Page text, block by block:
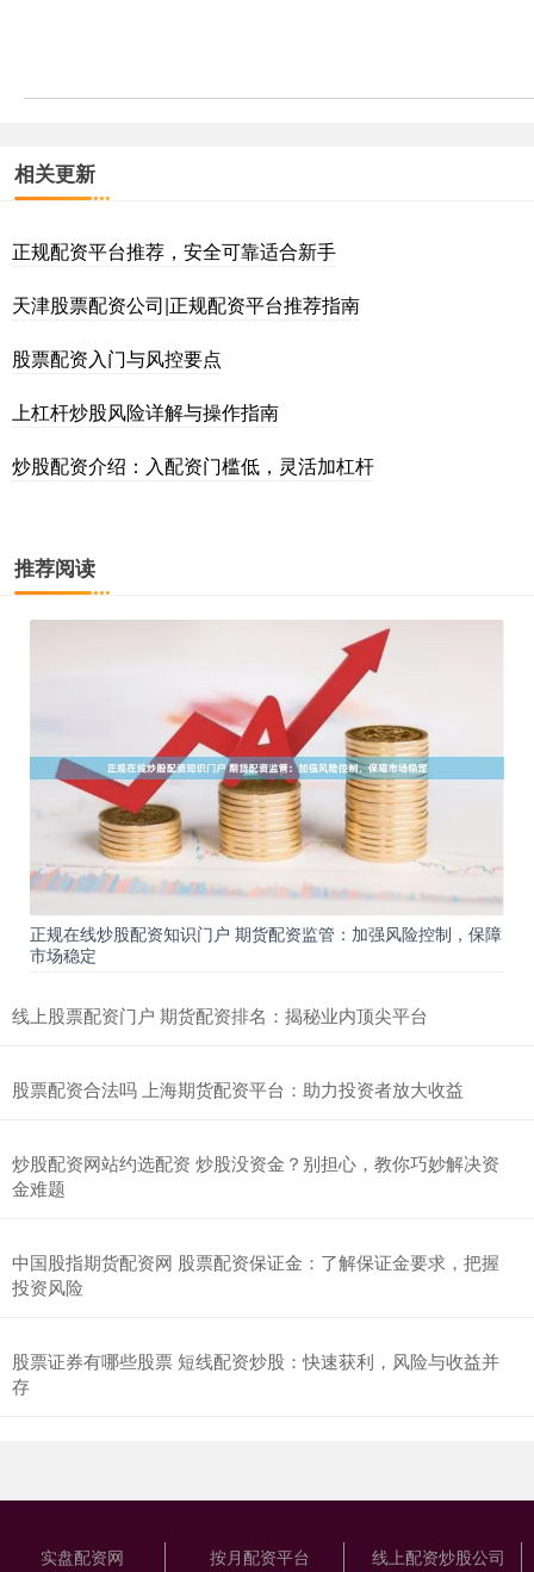
相关更新
正规配资平台推荐，安全可靠适合新手
天津股票配资公司|正规配资平台推荐指南
股票配资入门与风控要点
上杠杆炒股风险详解与操作指南
炒股配资介绍：入配资门槛低，灵活加杠杆
推荐阅读
正规在线炒股配资知识门户 期货配资监管：加强风险控制，保障
市场稳定
线上股票配资门户 期货配资排名：揭秘业内顶尖平台
股票配资合法吗 上海期货配资平台：助力投资者放大收益
炒股配资网站约选配资 炒股没资金？别担心，教你巧妙解决资
金难题
中国股指期货配资网 股票配资保证金：了解保证金要求，把握
投资风险
股票证券有哪些股票 短线配资炒股：快速获利，风险与收益并
存
实盘配资网 按月配资平台 线上配资炒股公司